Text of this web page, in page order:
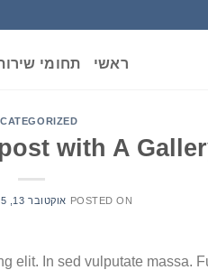
ראשי תחומי
with A
POSTED ON אוקטובר 13, 2015
elit. In sed vulputate massa.